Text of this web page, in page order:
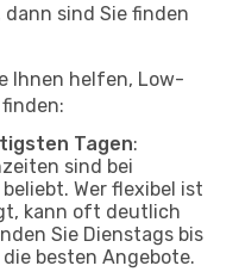
sind Sie finden
Ihnen helfen, Low-
Tagen:
sind bei
Wer flexibel ist
kann oft deutlich
Sie Dienstags bis
besten Angebote.